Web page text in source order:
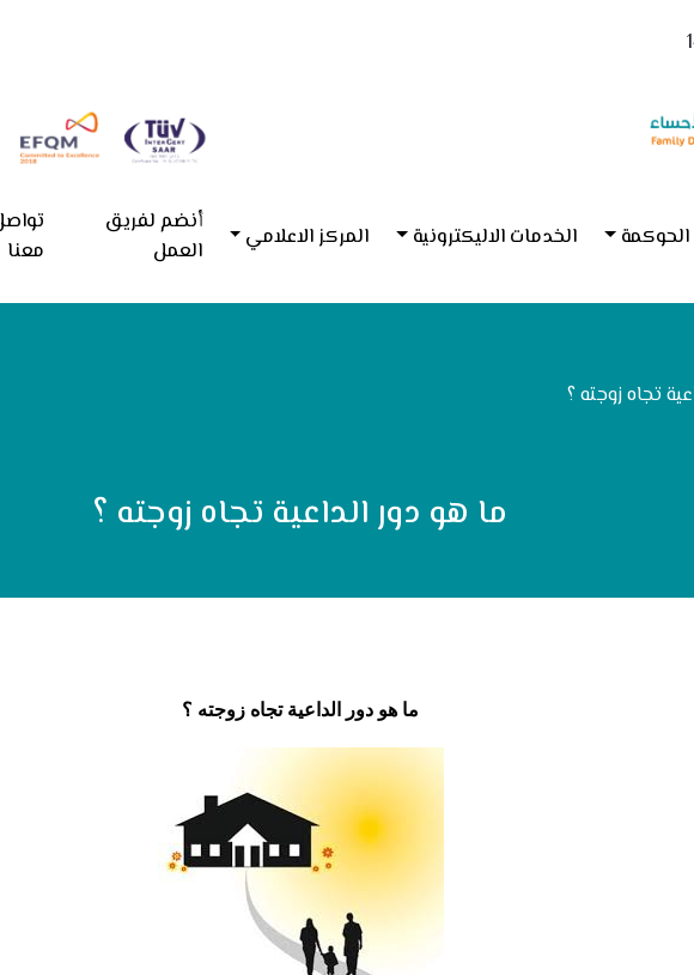
الحوكمة الخدمات الاليكترونية المركز الاعلامي
أنضم لفريق
العمل
معنا
تجاه زوجته ؟
ما هو دور الداعية تجاه زوجته ؟
ما هو دور الداعية تجاه زوجته ؟